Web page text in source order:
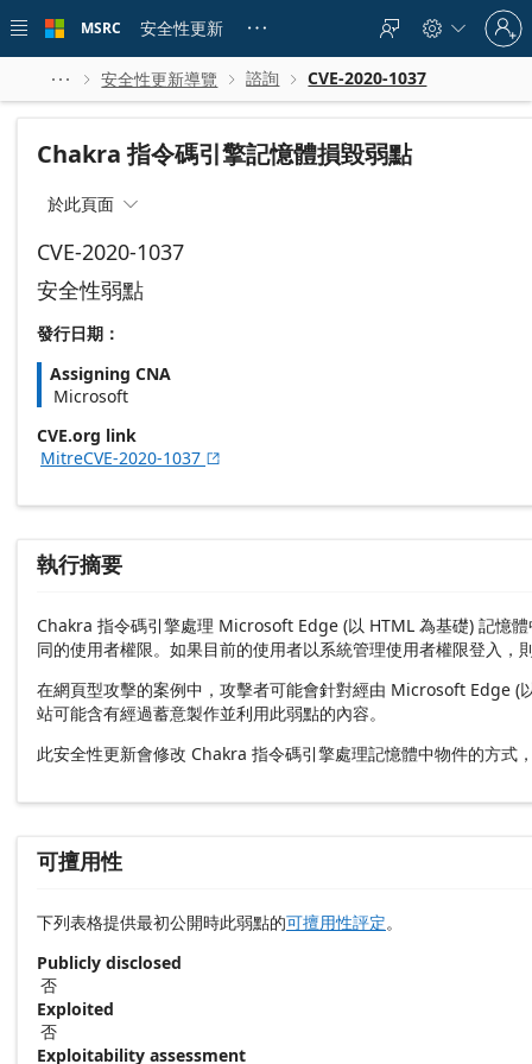
 main
content
MSRC 安全性更新    
Sign
in
to
account
  安全性更新導覽  諮詢  CVE-2020-1037
Chakra 指令碼引擎記憶體損毀弱點
於此頁面 
CVE-2020-1037
安全性弱點
發行日期：
Assigning CNA
Microsoft
CVE.org link
MitreCVE-2020-1037 
執行摘要
Chakra 指令碼引擎處理 Microsoft Edge (以 HTML 為基礎) 記憶
同的使用者權限。如果目前的使用者以系統管理使用者權限登入
在網頁型攻擊的案例中，攻擊者可能會針對經由 Microsoft Edge (
站可能含有經過蓄意製作並利用此弱點的內容。
此安全性更新會修改 Chakra 指令碼引擎處理記憶體中物件的方式
可擅用性
下列表格提供最初公開時此弱點的可擅用性評定。
Publicly disclosed
否
Exploited
否
Exploitability assessment